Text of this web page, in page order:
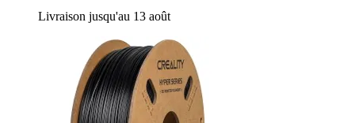
Livraison jusqu'au 13 août